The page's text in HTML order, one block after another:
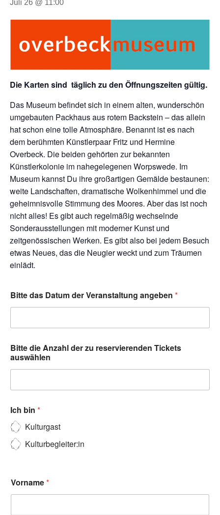
Juli 26 @ 11:00
Die Karten sind täglich zu den Öffnungszeiten gültig.
Das Museum befindet sich in einem alten, wunderschön
umgebauten Packhaus aus rotem Backstein – das allein
hat schon eine tolle Atmosphäre. Benannt ist es nach
dem berühmten Künstlerpaar Fritz und Hermine
Overbeck. Die beiden gehörten zur bekannten
Künstlerkolonie im nahegelegenen Worpswede. Im
Museum kannst Du ihre großartigen Gemälde bestaunen:
weite Landschaften, dramatische Wolkenhimmel und die
geheimnisvolle Stimmung des Moores. Aber das ist noch
nicht alles! Es gibt auch regelmäßig wechselnde
Sonderausstellungen mit moderner Kunst und
zeitgenössischen Werken. Es gibt also bei jedem Besuch
etwas Neues, das die Neugier weckt und zum Träumen
einlädt.
Bitte das Datum der Veranstaltung angeben *
Bitte die Anzahl der zu reservierenden Tickets
auswählen
Ich bin *
Kulturgast
Kulturbegleiter:in
Vorname*